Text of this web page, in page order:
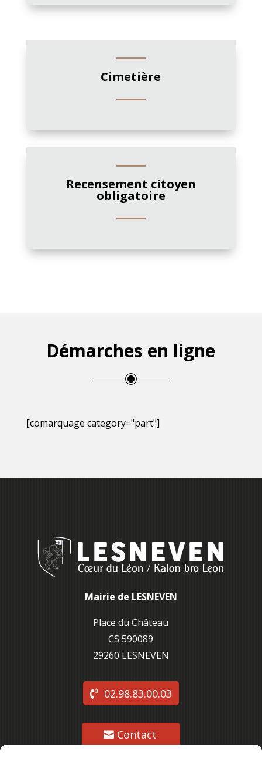
Cimetière
Recensement citoyen
obligatoire
Démarches en ligne
[comarquage category="part"]
Mairie de LESNEVEN
Place du Château
CS 590089
29260 LESNEVEN
02.98.83.00.03
Contact